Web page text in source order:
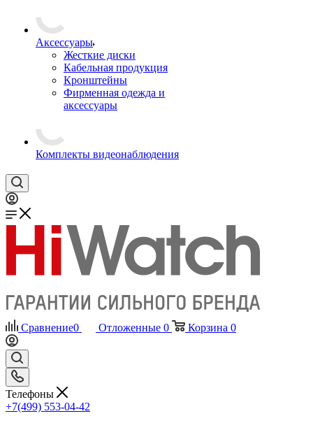
Аксессуары
Жесткие диски
Кабельная продукция
Кронштейны
Фирменная одежда и
аксессуары
Комплекты видеонаблюдения
Сравнение0 Отложенные 0 Корзина 0
Телефоны
+7(499) 553-04-42